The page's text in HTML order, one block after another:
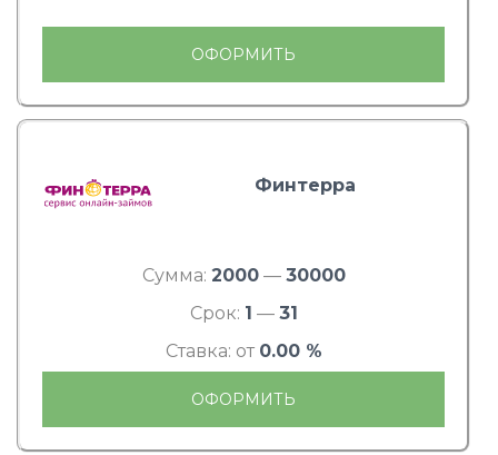
ОФОРМИТЬ
Финтерра
Сумма: 2000— 30000
Срок: 1 — 31
Ставка: от 0.00 %
ОФОРМИТЬ